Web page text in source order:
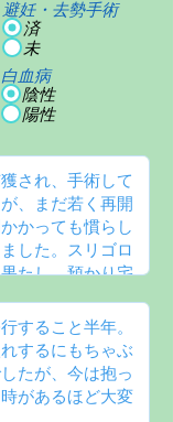
避妊・去勢手術
済
未
白血病
陰性
陽性